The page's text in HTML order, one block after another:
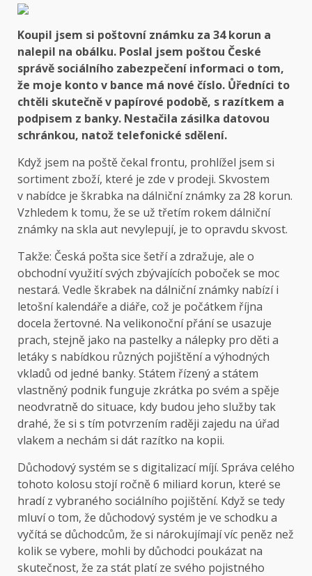
Koupil jsem si poštovní známku za 34 korun a
nalepil na obálku. Poslal jsem poštou České
správě sociálního zabezpečení informaci o tom,
že moje konto v bance má nové číslo. Ůředníci to
chtěli skutečně v papírové podobě, s razítkem a
podpisem z banky. Nestačila zásilka datovou
schránkou, natož telefonické sdělení.
Když jsem na poště čekal frontu, prohlížel jsem si
sortiment zboží, které je zde v prodeji. Skvostem
v nabídce je škrabka na dálniční známky za 28 korun.
Vzhledem k tomu, že se už třetím rokem dálniční
známky na skla aut nevylepují, je to opravdu skvost.
Takže: Česká pošta sice šetří a zdražuje, ale o
obchodní využití svých zbývajících poboček se moc
nestará. Vedle škrabek na dálniční známky nabízí i
letošní kalendáře a diáře, což je počátkem října
docela žertovné. Na velikonoční přání se usazuje
prach, stejně jako na pastelky a nálepky pro děti a
letáky s nabídkou různých pojištění a výhodných
vkladů od jedné banky. Státem řízený a státem
vlastněný podnik funguje zkrátka po svém a spěje
neodvratně do situace, kdy budou jeho služby tak
drahé, že si s tím potvrzením raději zajedu na úřad
vlakem a nechám si dát razítko na kopii.
Důchodový systém se s digitalizací míjí. Správa celého
tohoto kolosu stojí ročně 6 miliard korun, které se
hradí z vybraného sociálního pojištění. Když se tedy
mluví o tom, že důchodový systém je ve schodku a
vyčítá se důchodcům, že si nárokujímají víc peněz než
kolik se vybere, mohli by důchodci poukázat na
skutečnost, že za stát platí ze svého pojistného